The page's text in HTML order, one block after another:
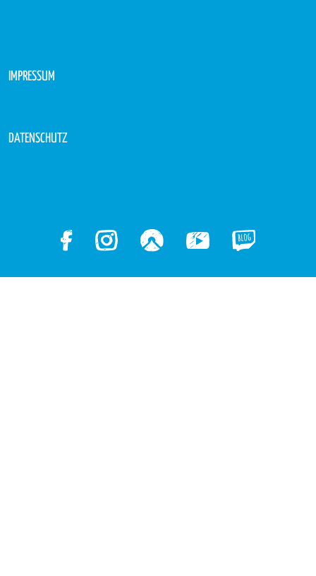
IMPRESSUM
DATENSCHUTZ